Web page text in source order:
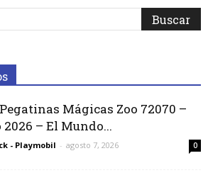
Mágicas Zoo 72070 –
– El Mundo...
- Playmobil - agosto 7, 2026 0